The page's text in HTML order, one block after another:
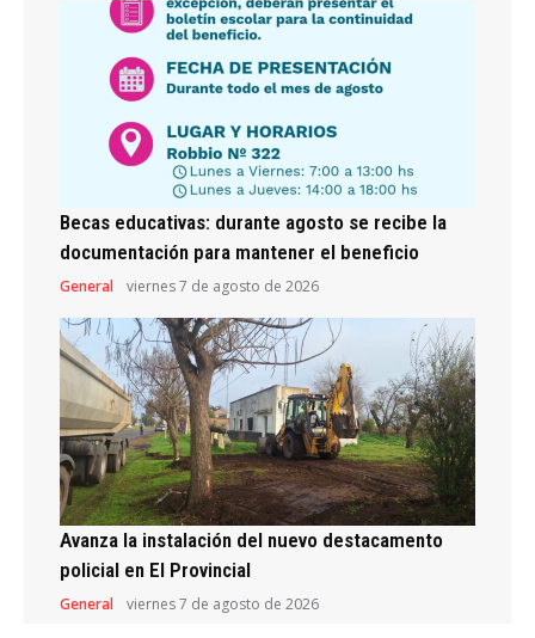
Becas educativas: durante agosto se recibe la
documentación para mantener el beneficio
General viernes 7 de agosto de 2026
Avanza la instalación del nuevo destacamento
policial en El Provincial
General viernes 7 de agosto de 2026